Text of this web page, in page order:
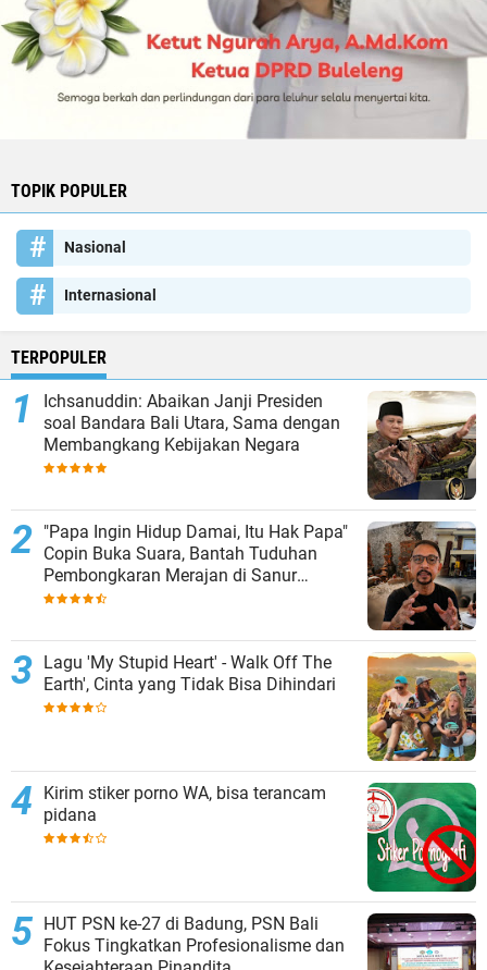
TOPIK POPULER
Nasional
Internasional
TERPOPULER
Ichsanuddin: Abaikan Janji Presiden
soal Bandara Bali Utara, Sama dengan
Membangkang Kebijakan Negara
"Papa Ingin Hidup Damai, Itu Hak Papa"
Copin Buka Suara, Bantah Tuduhan
Pembongkaran Merajan di Sanur
Sepihak
Lagu 'My Stupid Heart' - Walk Off The
Earth', Cinta yang Tidak Bisa Dihindari
Kirim stiker porno WA, bisa terancam
pidana
HUT PSN ke-27 di Badung, PSN Bali
Fokus Tingkatkan Profesionalisme dan